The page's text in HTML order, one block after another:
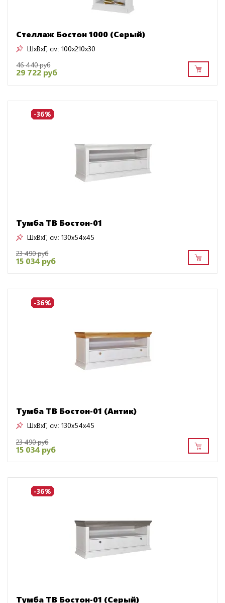
Стеллаж Бостон 1000 (Серый)
ШxВxГ, см: 100x210x30
46 440 руб
29 722 руб
-36%
Тумба ТВ Бостон-01
ШxВxГ, см: 130x54x45
23 490 руб
15 034 руб
-36%
Тумба ТВ Бостон-01 (Антик)
ШxВxГ, см: 130x54x45
23 490 руб
15 034 руб
-36%
Тумба ТВ Бостон-01 (Серый)